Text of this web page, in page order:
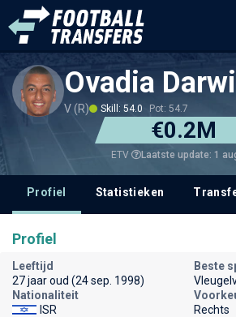
Ovadia
V (R) Skill: 54.0 Pot: 54.7
€0.2M
ETV Laatste update: 1
Profiel Statistieken
Profiel
Leeftijd
27 jaar oud (24 sep. 1998)
Beste
Nationaliteit
ISR
Rechts